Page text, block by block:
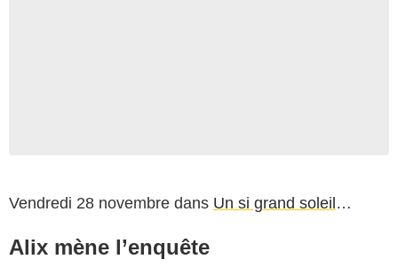
Vendredi 28 novembre dans Un si grand soleil…
Alix mène l’enquête